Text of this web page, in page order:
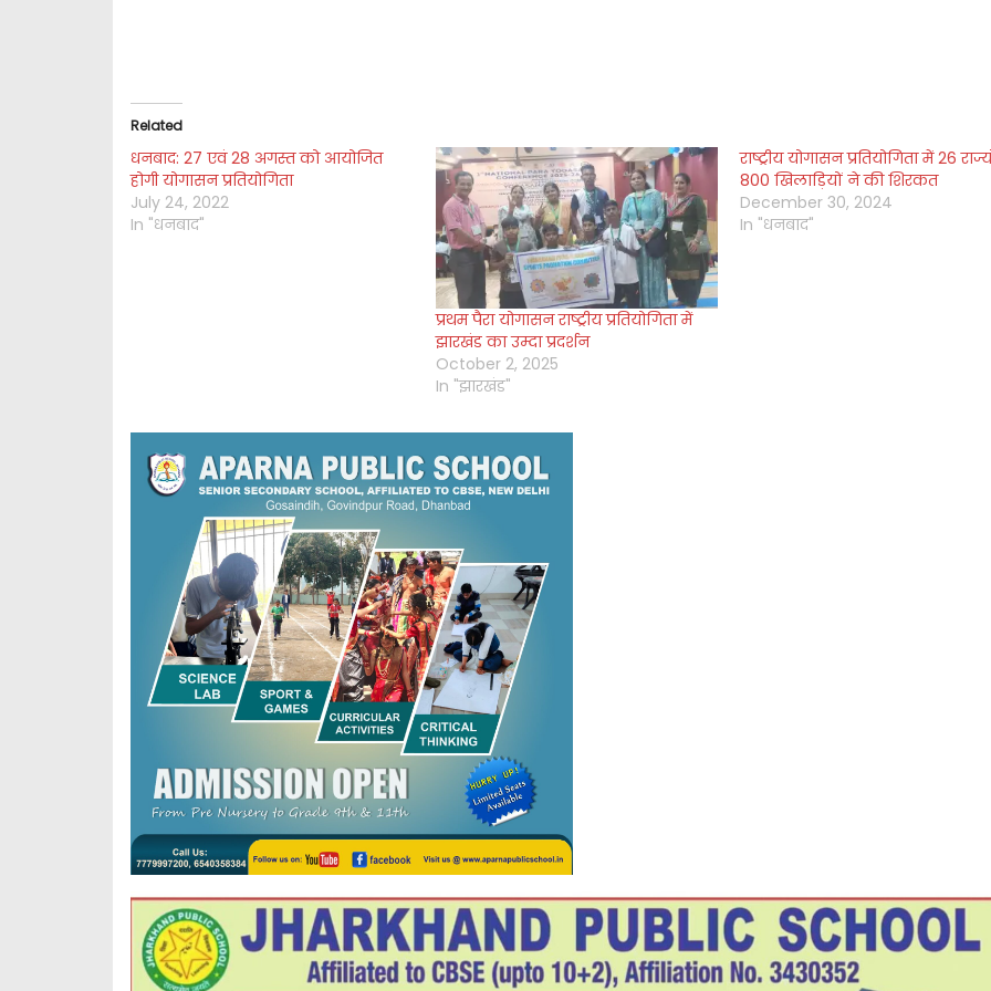
Related
धनबाद: 27 एवं 28 अगस्त को आयोजित
होगी योगासन प्रतियोगिता
July 24, 2022
In "धनबाद"
प्रथम पैरा योगासन राष्ट्रीय प्रतियोगिता में
झारखंड का उम्दा प्रदर्शन
October 2, 2025
In "झारखंड"
राष्ट्रीय योगासन प्रतियोगिता में 26
800 खिलाड़ियों ने की शिरकत
December 30, 2024
In "धनबाद"